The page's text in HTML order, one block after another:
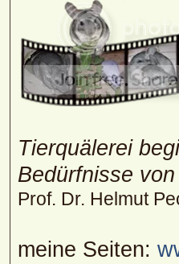
Tierquälerei
Bedürfnisse
Prof. Dr. Helmut
meine Seiten: